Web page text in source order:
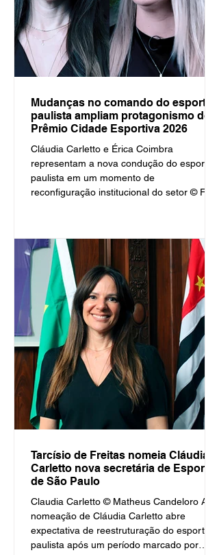
Mudanças no comando do esporte
paulista ampliam protagonismo do
Prêmio Cidade Esportiva 2026
Cláudia Carletto e Érica Coimbra
representam a nova condução do esporte
paulista em um momento de
reconfiguração institucional do setor © Foto
ao centro do debate, impulsionado pela
inserção no Arnold Sports Festival South
America, em um momento decisivo para a
política esportiva paulista. Por Paulo Pinto /
Global Sports São Paulo, 8 de abril de 2026
A recente
Tarcísio de Freitas nomeia Cláudia
Carletto nova secretária de Esportes
de São Paulo
Claudia Carletto © Matheus Candeloro A
nomeação de Cláudia Carletto abre
expectativa de reestruturação do esporte
paulista após um período marcado por